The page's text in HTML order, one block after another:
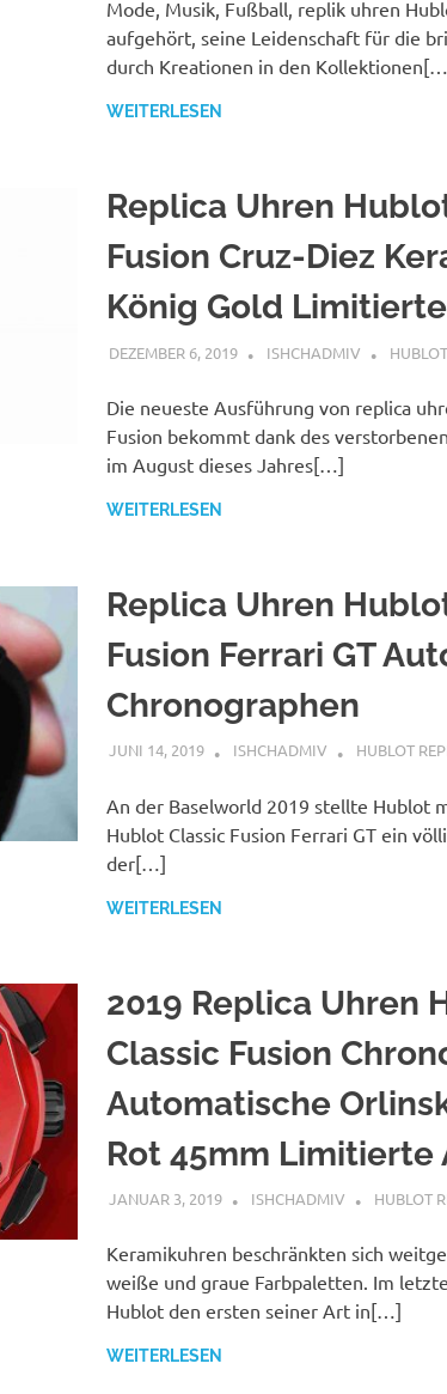
Mode, Musik, Fußball, replik uhren
aufgehört, seine Leidenschaft für die
durch Kreationen in den
WEITERLESEN
Replica Uhren
Fusion Cruz-Diez
König Gold
DEZEMBER 6, 2019 ISHCHADMIV
Die neueste Ausführung von replica
Fusion bekommt dank des
im August dieses Jahres[…]
WEITERLESEN
Replica Uhren
Fusion Ferrari GT
Chronographen
JUNI 14, 2019 ISHCHADMIV HUBLOT
An der Baselworld 2019 stellte Hublot
Hublot Classic Fusion Ferrari GT ein
der[…]
WEITERLESEN
2019 Replica Uhren
Classic Fusion
Automatische
Rot 45mm Limitierte
JANUAR 3, 2019 ISHCHADMIV HUBLOT
Keramikuhren beschränkten sich
weiße und graue Farbpaletten. Im
Hublot den ersten seiner Art in[…]
WEITERLESEN